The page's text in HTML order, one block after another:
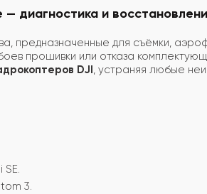
диагностика и
предназначенные для съёмки,
прошивки или отказа
DJI, устраняя любые
SE.
3.